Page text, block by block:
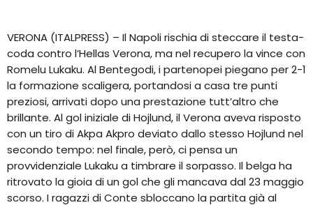
VERONA (ITALPRESS) – Il Napoli rischia di steccare il testa-
coda contro l’Hellas Verona, ma nel recupero la vince con
Romelu Lukaku. Al Bentegodi, i partenopei piegano per 2-1
la formazione scaligera, portandosi a casa tre punti
preziosi, arrivati dopo una prestazione tutt’altro che
brillante. Al gol iniziale di Hojlund, il Verona aveva risposto
con un tiro di Akpa Akpro deviato dallo stesso Hojlund nel
secondo tempo: nel finale, però, ci pensa un
provvidenziale Lukaku a timbrare il sorpasso. Il belga ha
ritrovato la gioia di un gol che gli mancava dal 23 maggio
scorso. I ragazzi di Conte sbloccano la partita già al